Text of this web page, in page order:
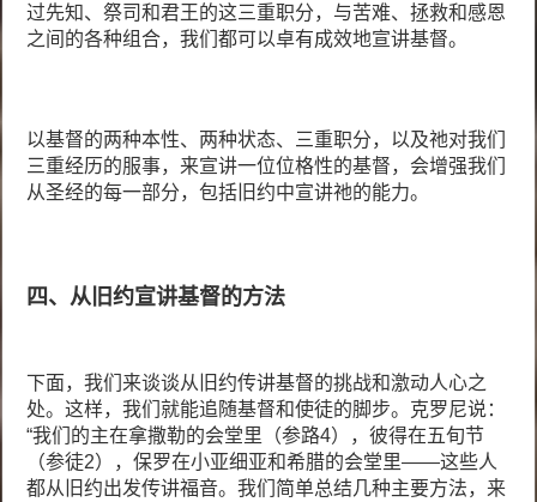
过先知、祭司和君王的这三重职分，与苦难、拯救和感恩
之间的各种组合，我们都可以卓有成效地宣讲基督。
以基督的两种本性、两种状态、三重职分，以及祂对我们
三重经历的服事，来宣讲一位位格性的基督，会增强我们
从圣经的每一部分，包括旧约中宣讲祂的能力。
四、从旧约宣讲基督的方法
下面，我们来谈谈从旧约传讲基督的挑战和激动人心之
处。这样，我们就能追随基督和使徒的脚步。克罗尼说：
“我们的主在拿撒勒的会堂里（参路4），彼得在五旬节
（参徒2），保罗在小亚细亚和希腊的会堂里——这些人
都从旧约出发传讲福音。我们简单总结几种主要方法，来